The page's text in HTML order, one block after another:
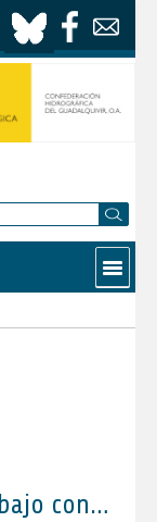
Contactar
Resolución reducción por bajo consumo